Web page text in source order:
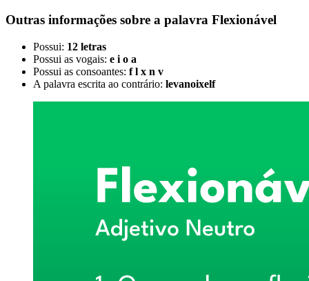
Outras informações sobre a palavra Flexionável
Possui: 12 letras
Possui as vogais: e i o a
Possui as consoantes: f l x n v
A palavra escrita ao contrário: levanoixelf